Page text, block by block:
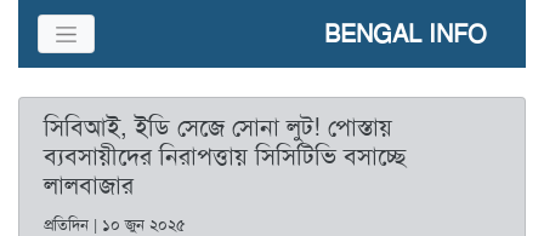
BENGAL INFO
সিবিআই, ইডি সেজে সোনা লুট! পোস্তায়
ব‌্যবসায়ীদের নিরাপত্তায় সিসিটিভি বসাচ্ছে
লালবাজার
প্রতিদিন | ১০ জুন ২০২৫